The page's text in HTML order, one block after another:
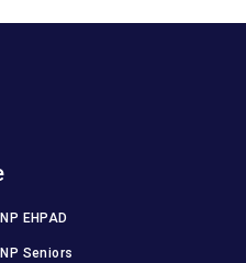
EHPAD
Seniors